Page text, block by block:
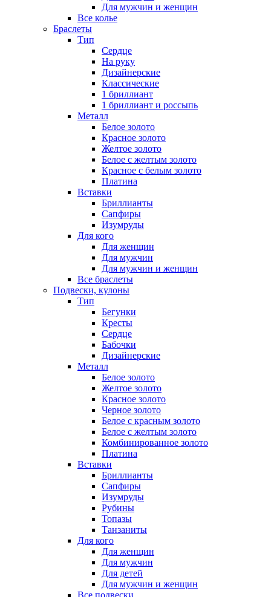
Для мужчин и женщин
Все колье
Браслеты
Тип
Сердце
На руку
Дизайнерские
Классические
1 бриллиант
1 бриллиант и россыпь
Металл
Белое золото
Красное золото
Желтое золото
Белое с желтым золото
Красное с белым золото
Платина
Вставки
Бриллианты
Сапфиры
Изумруды
Для кого
Для женщин
Для мужчин
Для мужчин и женщин
Все браслеты
Подвески, кулоны
Тип
Бегунки
Кресты
Сердце
Бабочки
Дизайнерские
Металл
Белое золото
Желтое золото
Красное золото
Черное золото
Белое с красным золото
Белое с желтым золото
Комбинированное золото
Платина
Вставки
Бриллианты
Сапфиры
Изумруды
Рубины
Топазы
Танзаниты
Для кого
Для женщин
Для мужчин
Для детей
Для мужчин и женщин
Все подвески